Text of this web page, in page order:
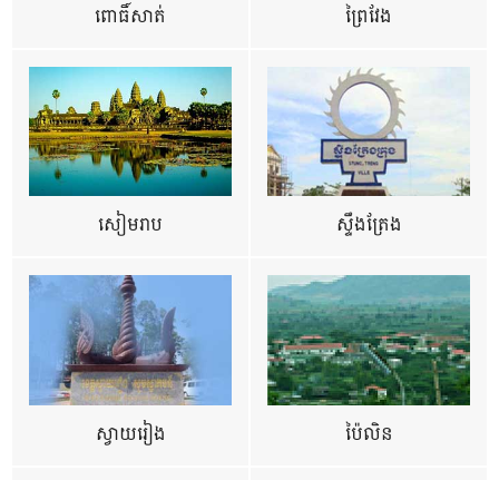
ពោធិ៍សាត់ ព្រៃវែង
សៀមរាប ស្ទឹងត្រែង
ស្វាយរៀង ប៉ៃលិន